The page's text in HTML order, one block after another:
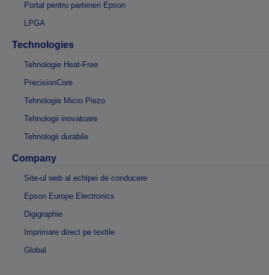
Portal pentru parteneri Epson
LPGA
Technologies
Tehnologie Heat-Free
PrecisionCore
Tehnologie Micro Piezo
Tehnologii inovatoare
Tehnologii durabile
Company
Site-ul web al echipei de conducere
Epson Europe Electronics
Digigraphie
Imprimare direct pe textile
Global